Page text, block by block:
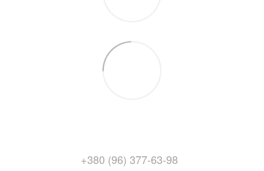
+380 (96) 377-63-98